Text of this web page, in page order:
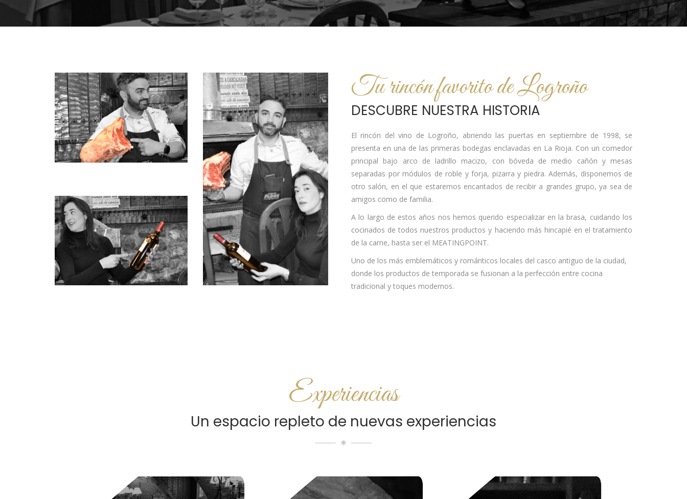
Tu rincón favorito de Logroño
DESCUBRE NUESTRA HISTORIA
El rincón del vino de Logroño, abriendo las puertas en septiembre de 1998, se
presenta en una de las primeras bodegas enclavadas en La Rioja. Con un comedor
principal bajo arco de ladrillo macizo, con bóveda de medio cañón y mesas
separadas por módulos de roble y forja, pizarra y piedra. Además, disponemos de
otro salón, en el que estaremos encantados de recibir a grandes grupo, ya sea de
amigos como de familia.
A lo largo de estos años nos hemos querido especializar en la brasa, cuidando los
cocinados de todos nuestros productos y haciendo más hincapié en el tratamiento
de la carne, hasta ser el MEATINGPOINT.
Uno de los más emblemáticos y románticos locales del casco antiguo de la ciudad,
donde los productos de temporada se fusionan a la perfección entre cocina
tradicional y toques modernos.
Experiencias
Un espacio repleto de nuevas experiencias